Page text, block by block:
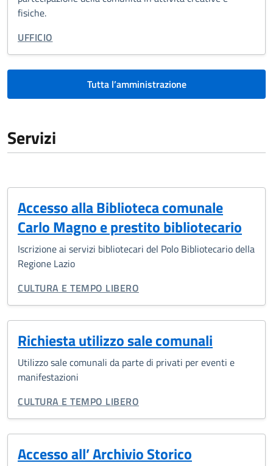
fisiche.
TIPO DI ORGANIZZAZIONE:
UFFICIO
Tutta l’amministrazione
Servizi
Accesso alla Biblioteca comunale
Carlo Magno e prestito bibliotecario
Iscrizione ai servizi bibliotecari del Polo Bibliotecario della
Regione Lazio
CATEGORIA CORRELATA:
CULTURA E TEMPO LIBERO
Richiesta utilizzo sale comunali
Utilizzo sale comunali da parte di privati per eventi e
manifestazioni
CATEGORIA CORRELATA:
CULTURA E TEMPO LIBERO
Accesso all’ Archivio Storico